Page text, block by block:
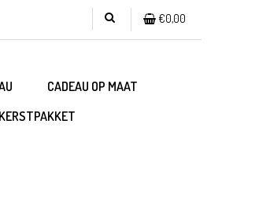
€0,00
CADEAU OP MAAT
KERSTPAKKET